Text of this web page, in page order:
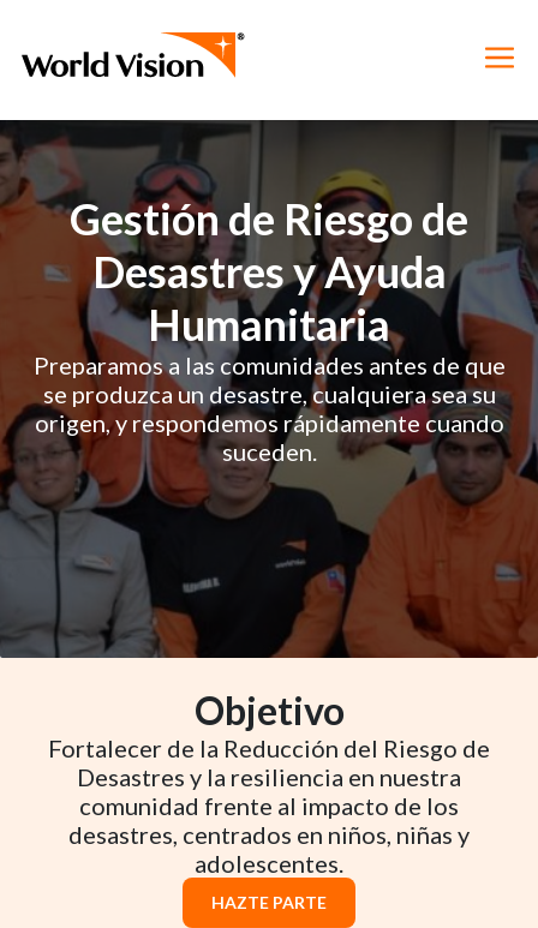
Gestión de Riesgo de
Desastres y Ayuda
Humanitaria
Preparamos a las comunidades antes de que
se produzca un desastre, cualquiera sea su
origen, y respondemos rápidamente cuando
suceden.
Objetivo
Fortalecer de la Reducción del Riesgo de
Desastres y la resiliencia en nuestra
comunidad frente al impacto de los
desastres, centrados en niños, niñas y
adolescentes.
HAZTE PARTE